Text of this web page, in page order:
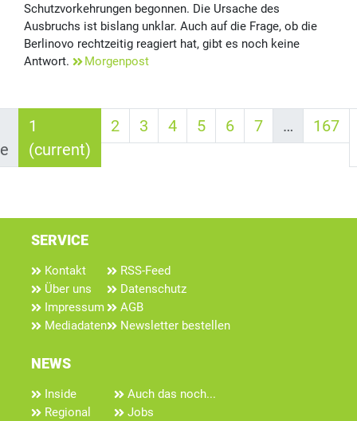
Schutzvorkehrungen begonnen. Die Ursache des
Ausbruchs ist bislang unklar. Auch auf die Frage, ob die
Berlinovo rechtzeitig reagiert hat, gibt es noch keine
Antwort.
Morgenpost
1
(current)
2 3 4 5 6 7 … 167
SERVICE
Kontakt
Über uns
Impressum
Mediadaten
RSS-Feed
Datenschutz
AGB
Newsletter bestellen
NEWS
Inside
Regional
Auch das noch...
Jobs